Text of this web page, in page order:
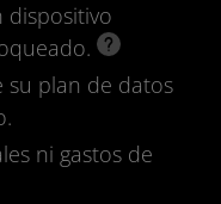
dispositivo
su plan de datos
ni gastos de